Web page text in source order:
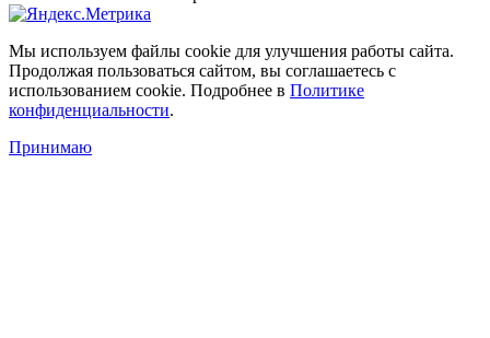
Мы используем файлы cookie для улучшения работы сайта.
Продолжая пользоваться сайтом, вы соглашаетесь с
использованием cookie. Подробнее в Политике
конфиденциальности.
Принимаю